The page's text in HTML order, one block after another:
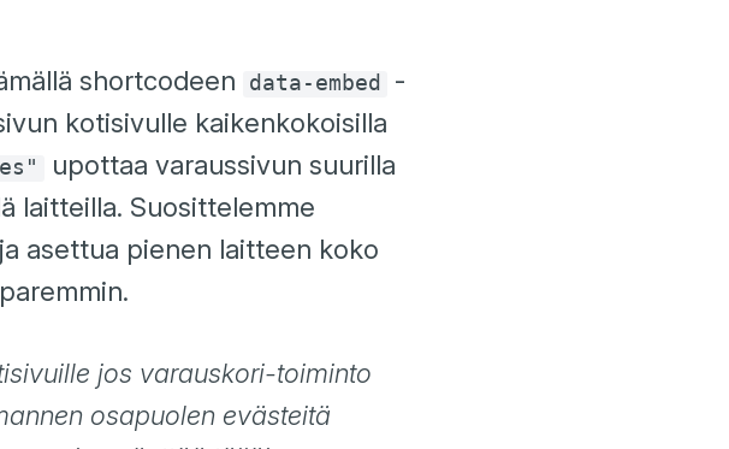
shortcodeen data-embed
-
kotisivulle kaikenkokoisilla
upottaa varaussivun suurilla
laitteilla. Suosittelemme
asettua pienen laitteen koko
jos varauskori-toiminto
osapuolen evästeitä